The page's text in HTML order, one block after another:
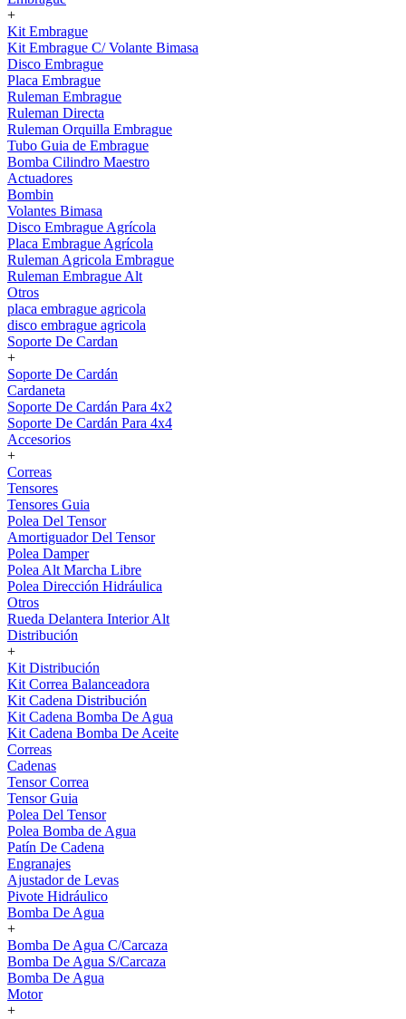
+
Kit Embrague
Kit Embrague C/ Volante Bimasa
Disco Embrague
Placa Embrague
Ruleman Embrague
Ruleman Directa
Ruleman Orquilla Embrague
Tubo Guia de Embrague
Bomba Cilindro Maestro
Actuadores
Bombin
Volantes Bimasa
Disco Embrague Agrícola
Placa Embrague Agrícola
Ruleman Agricola Embrague
Ruleman Embrague Alt
Otros
placa embrague agricola
disco embrague agricola
Soporte De Cardan
+
Soporte De Cardán
Cardaneta
Soporte De Cardán Para 4x2
Soporte De Cardán Para 4x4
Accesorios
+
Correas
Tensores
Tensores Guia
Polea Del Tensor
Amortiguador Del Tensor
Polea Damper
Polea Alt Marcha Libre
Polea Dirección Hidráulica
Otros
Rueda Delantera Interior Alt
Distribución
+
Kit Distribución
Kit Correa Balanceadora
Kit Cadena Distribución
Kit Cadena Bomba De Agua
Kit Cadena Bomba De Aceite
Correas
Cadenas
Tensor Correa
Tensor Guia
Polea Del Tensor
Polea Bomba de Agua
Patín De Cadena
Engranajes
Ajustador de Levas
Pivote Hidráulico
Bomba De Agua
+
Bomba De Agua C/Carcaza
Bomba De Agua S/Carcaza
Bomba De Agua
Motor
+